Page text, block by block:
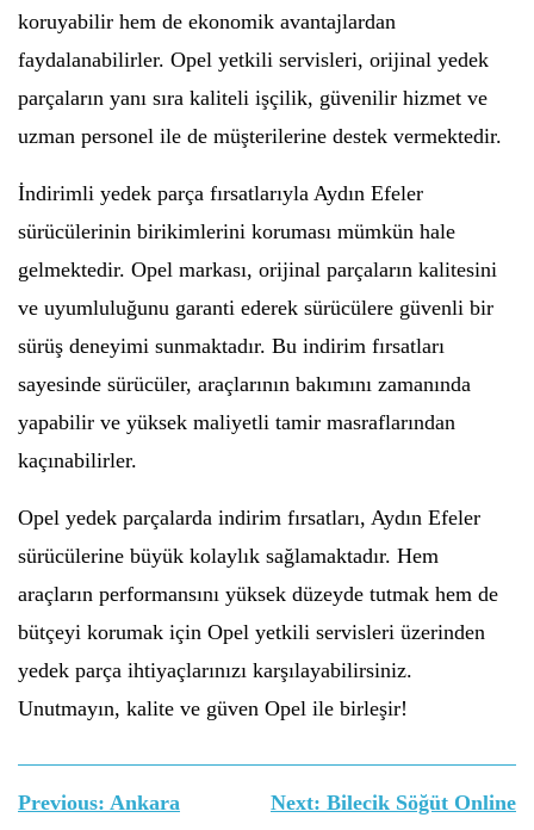
koruyabilir hem de ekonomik avantajlardan
faydalanabilirler. Opel yetkili servisleri, orijinal yedek
parçaların yanı sıra kaliteli işçilik, güvenilir hizmet ve
uzman personel ile de müşterilerine destek vermektedir.
İndirimli yedek parça fırsatlarıyla Aydın Efeler
sürücülerinin birikimlerini koruması mümkün hale
gelmektedir. Opel markası, orijinal parçaların kalitesini
ve uyumluluğunu garanti ederek sürücülere güvenli bir
sürüş deneyimi sunmaktadır. Bu indirim fırsatları
sayesinde sürücüler, araçlarının bakımını zamanında
yapabilir ve yüksek maliyetli tamir masraflarından
kaçınabilirler.
Opel yedek parçalarda indirim fırsatları, Aydın Efeler
sürücülerine büyük kolaylık sağlamaktadır. Hem
araçların performansını yüksek düzeyde tutmak hem de
bütçeyi korumak için Opel yetkili servisleri üzerinden
yedek parça ihtiyaçlarınızı karşılayabilirsiniz.
Unutmayın, kalite ve güven Opel ile birleşir!
Yazı
Previous: Ankara
Next: Bilecik Söğüt Online